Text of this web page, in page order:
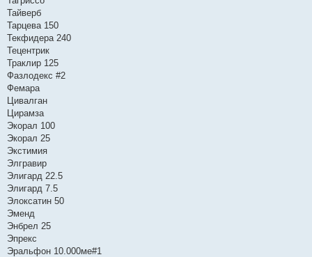
Тайверб
Тарцева 150
Текфидера 240
Тецентрик
Траклир 125
Фазлодекс #2
Фемара
Цивалган
Цирамза
Экорал 100
Экорал 25
Экстимия
Элгравир
Элигард 22.5
Элигард 7.5
Элоксатин 50
Эменд
Энбрел 25
Эпрекс
Эральфон 10.000ме#1